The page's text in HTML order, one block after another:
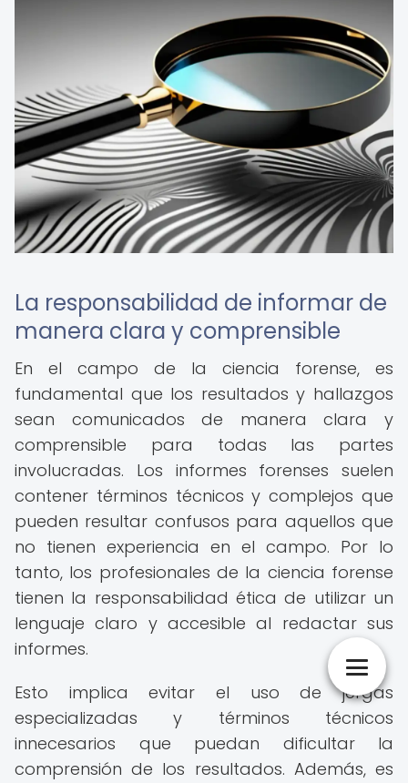
La responsabilidad de informar de
manera clara y comprensible
En el campo de la ciencia forense, es
fundamental que los resultados y hallazgos
sean comunicados de manera clara y
comprensible para todas las partes
involucradas. Los informes forenses suelen
contener términos técnicos y complejos que
pueden resultar confusos para aquellos que
no tienen experiencia en el campo. Por lo
tanto, los profesionales de la ciencia forense
tienen la responsabilidad ética de utilizar un
lenguaje claro y accesible al redactar sus
informes.
Esto implica evitar el uso de jergas
especializadas y términos técnicos
innecesarios que puedan dificultar la
comprensión de los resultados. Además, es